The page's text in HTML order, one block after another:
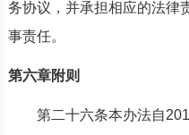
务协议，并承担相应的法律
事责任。
第六章附则
第二十六条本办法自